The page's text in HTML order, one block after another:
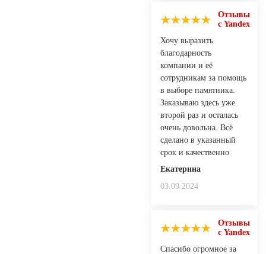
Отзывы
с Yandex
Хочу выразить
благодарность
компании и её
сотрудникам за помощь
в выборе памятника.
Заказываю здесь уже
второй раз и осталась
очень довольна. Всё
сделано в указанный
срок и качественно
Екатерина
03.09.2024
Отзывы
с Yandex
Спасибо огромное за